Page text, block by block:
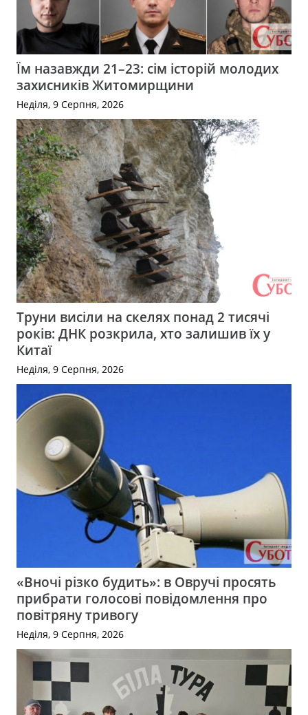
Їм назавжди 21–23: сім історій молодих
захисників Житомирщини
Неділя, 9 Серпня, 2026
Труни висіли на скелях понад 2 тисячі
років: ДНК розкрила, хто залишив їх у
Китаї
Неділя, 9 Серпня, 2026
«Вночі різко будить»: в Овручі просять
прибрати голосові повідомлення про
повітряну тривогу
Неділя, 9 Серпня, 2026